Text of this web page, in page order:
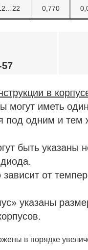
0,770
в
иметь
под одним и
быть указаны
зависит от
в порядке